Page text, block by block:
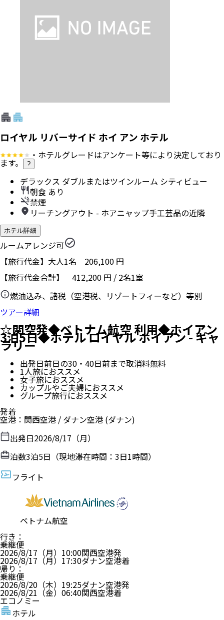
ロイヤル リバーサイド ホイ アン ホテル
・ホテルグレードはアンケート等により決定しており
ます。 ?
デラックス ダブルまたはツインルーム シティビュー
朝食 あり
禁煙
リーチングアウト - ホアニャップ手工芸品の近隣
ホテル詳細
ルームアレンジ可
【旅行代金】大人1名 206,100 円
【旅行代金合計】 412,200 円 / 2名1室
燃油込み、諸税（空港税、リゾートフィーなど）等別
ツアー詳細
☆関空発◆ベトナム航空 利用◆ホイアン
3泊5日◆ホテル ロイヤル ホイアン - ギャ
ラリー
出発日前日の30・40日前まで取消料無料
1人旅におススメ
女子旅におススメ
カップルやご夫婦におススメ
グループ旅行におススメ
発着
空港 ： 関西空港 / ダナン空港 (ダナン)
出発日2026/8/17（月）
泊数3泊5日（現地滞在時間： 3日1時間）
フライト
ベトナム航空
行き ：
乗継便
2026/8/17（月） 10:00関西空港発
2026/8/17（月） 17:30ダナン空港着
帰り ：
乗継便
2026/8/20（木） 19:25ダナン空港発
2026/8/21（金） 06:40関西空港着
エコノミー
ホテル